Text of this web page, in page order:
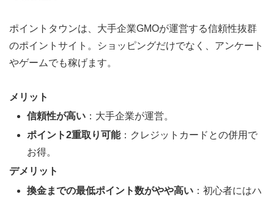
ポイントタウンは、大手企業GMOが運営する信頼性抜群
のポイントサイト。ショッピングだけでなく、アンケート
やゲームでも稼げます。
メリット
信頼性が高い ：大手企業が運営。
ポイント2重取り可能：クレジットカードとの併用で
お得。
デメリット
換金までの最低ポイント数がやや高い ：初心者にはハ